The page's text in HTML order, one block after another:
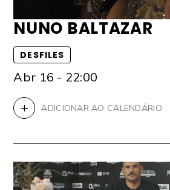
NUNO BALTAZAR
DESFILES
Abr 16 - 22:00
+ ADICIONAR AO CALENDÁRIO